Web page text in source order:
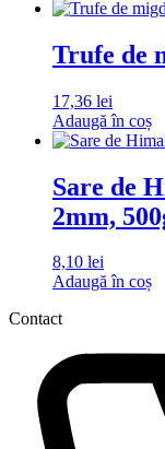
Trufe de
17,36 lei
Adaugă în coș
Sare de
2mm,
8,10 lei
Adaugă în coș
Contact